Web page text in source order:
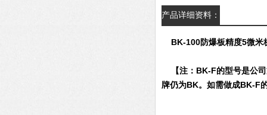
产品详细资料：
BK-100防爆板精度5微米
【注：BK-F的型号是公司
牌仍为BK。如需做成BK-F